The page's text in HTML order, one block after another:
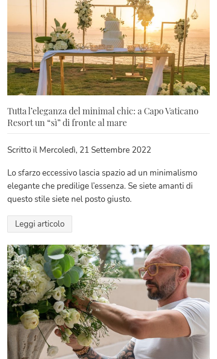
Tutta l’eleganza del minimal chic: a Capo Vaticano
Resort un “sì” di fronte al mare
Scritto il Mercoledì, 21 Settembre 2022
Lo sfarzo eccessivo lascia spazio ad un minimalismo
elegante che predilige l’essenza. Se siete amanti di
questo stile siete nel posto giusto.
Leggi articolo